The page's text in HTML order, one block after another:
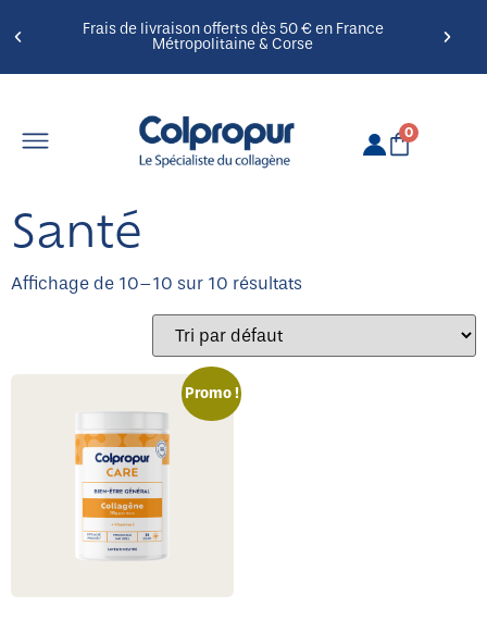
Frais de livraison offerts dès 50 € en France
Métropolitaine & Corse
0
Santé
Affichage de 10–10 sur 10 résultats
Promo !